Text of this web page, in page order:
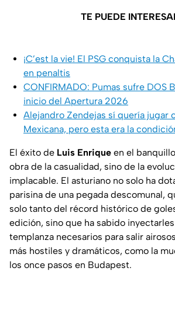
TE PUEDE
¡C’est la vie! El PSG conquista la
en penaltis
CONFIRMADO: Pumas sufre DOS
inicio del Apertura 2026
Alejandro Zendejas sí quería jugar
Mexicana, pero esta era la
El éxito de Luis Enrique en el
obra de la casualidad, sino de la
implacable. El asturiano no solo ha
parisina de una pegada descomunal,
solo tanto del récord histórico de
edición, sino que ha sabido
templanza necesarios para salir
más hostiles y dramáticos, como la
los once pasos en Budapest.